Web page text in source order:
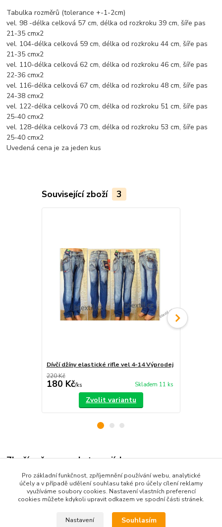
Tabulka rozměrů (tolerance +-1-2cm)
vel. 98 -délka celková 57 cm, délka od rozkroku 39 cm, šíře pas
21-35 cmx2
vel. 104-délka celková 59 cm, délka od rozkroku 44 cm, šíře pas
21-35 cmx2
vel. 110-délka celková 62 cm, délka od rozkroku 46 cm, šíře pas
22-36 cmx2
vel. 116-délka celková 67 cm, délka od rozkroku 48 cm, šíře pas
24-38 cmx2
vel. 122-délka celková 70 cm, délka od rozkroku 51 cm, šíře pas
25-40 cmx2
vel. 128-délka celková 73 cm, délka od rozkroku 53 cm, šíře pas
25-40 cmx2
Uvedená cena je za jeden kus
Související zboží 3
Dívčí džíny elastické rifle vel 4-14 Výprodej
220 Kč
180 Kč/ks Skladem 11 ks
Zvolit variantu
Zboží zařazeno v kategoriích
Dětské oblečení
Dětské kalhoty
Pro základní funkčnost, zpříjemnění používání webu, analytické
účely a v případě udělení souhlasu také pro účely cílení reklamy
využíváme soubory cookies. Nastavení vlastních preferencí
cookies můžete kdykoli upravit odkazem ve spodní části stránek.
Nastavení Souhlasím